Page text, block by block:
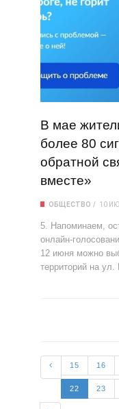
В мае
более 80
обратной
вместе»
ОБЩЕСТВО 10
5. Напоминаем,
онлайн-
12 июня можно
территорий на
15 16
22 23